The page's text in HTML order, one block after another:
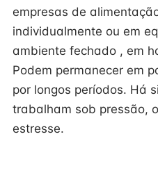
empresas de
individualmente ou em
ambiente fechado , em
Podem permanecer em
por longos períodos. Há
trabalham sob pressão,
estresse.